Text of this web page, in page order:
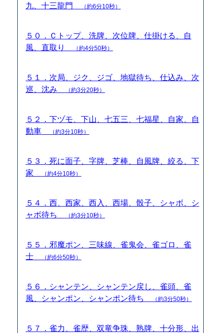
九、十三龍門
（約6分10秒）
５０．Ｃトップ、洗牌、次位牌、仕掛ける、自
風、直取り
（約4分50秒）
５１．次局、ジク、ジゴ、地獄待ち、仕込み、次
巡、沈み
（約3分20秒）
５２．下ヅモ、下山、七五三、七福星、自家、自
動車
（約3分10秒）
５３．死に面子、字牌、芝棒、自風牌、絞る、下
家
（約4分10秒）
５４．西、西家、西入、西場、骰子、シャボ、シ
ャボ待ち
（約3分10秒）
５５．邪魔ポン、三味線、雀鬼会、雀ゴロ、雀
士
（約6分50秒）
５６．シャンテン、シャンテン戻し、雀頭、雀
風、シャンポン、シャンポン待ち
（約3分50秒）
５７．雀力、雀歴、双竜争珠、熟牌、十分形、出